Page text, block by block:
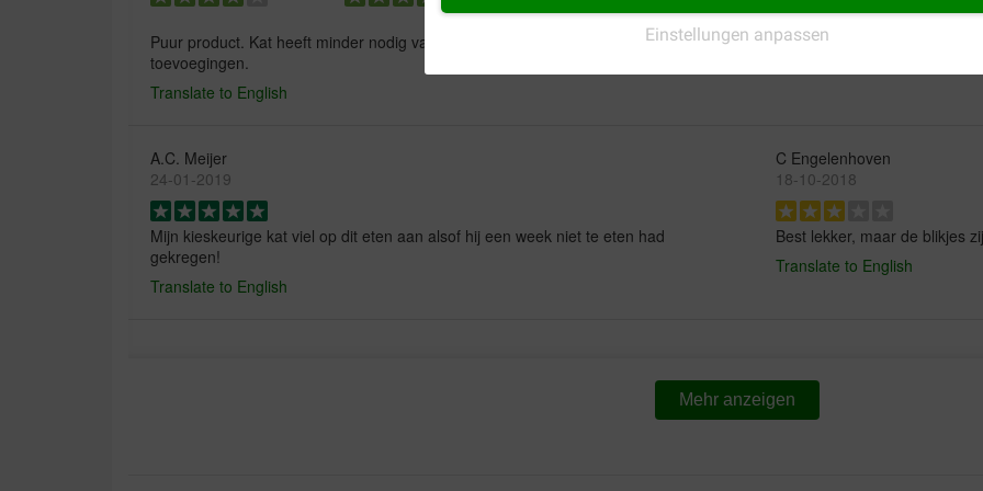
Einstellungen anpassen
Puur product. Kat heeft minder nodig van goede kwaliteit. Weinig
toevoegingen.
Translate to English
A.C. Meijer
24-01-2019
Mijn kieskeurige kat viel op dit eten aan alsof hij een week niet te eten had
gekregen!
Translate to English
C Engelenhoven
18-10-2018
Best lekker, maar de blikjes
Translate to English
Mehr anzeigen